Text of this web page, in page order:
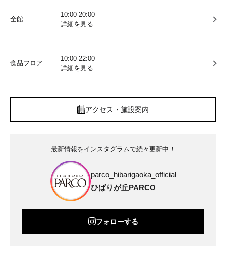
全館
10:00-20:00
詳細を見る
食品フロア
10:00-22:00
詳細を見る
アクセス・施設案内
最新情報をインスタグラムで続々更新中！
parco_hibarigaoka_official
ひばりが丘PARCO
フォローする